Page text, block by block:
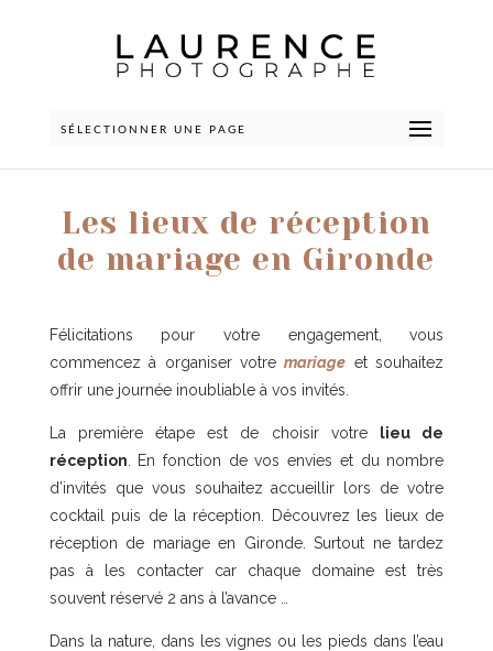
SÉLECTIONNER UNE PAGE
Les lieux de réception
de mariage en Gironde
Félicitations pour votre engagement, vous
commencez à organiser votremariage et souhaitez
offrir une journée inoubliable à vos invités.
La première étape est de choisir votre
lieu de
réception . En fonction de vos envies et du nombre
d’invités que vous souhaitez accueillir lors de votre
cocktail puis de la réception. Découvrez les lieux de
réception de mariage en Gironde. Surtout ne tardez
pas à les contacter car chaque domaine est très
souvent réservé 2 ans à l’avance …
Dans la nature, dans les vignes ou les pieds dans l’eau